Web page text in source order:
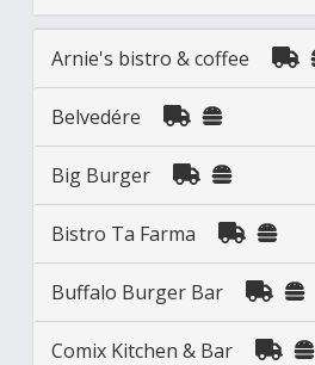
Arnie's bistro & coffee
Belvedére
Big Burger
Bistro Ta Farma
Buffalo Burger Bar
Comix Kitchen & Bar